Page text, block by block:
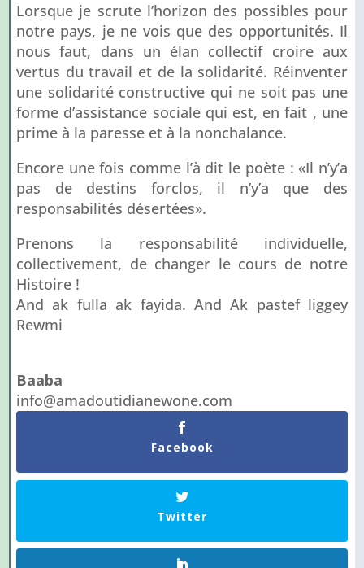
Lorsque je scrute l’horizon des possibles pour
notre pays, je ne vois que des opportunités. Il
nous faut, dans un élan collectif croire aux
vertus du travail et de la solidarité. Réinventer
une solidarité constructive qui ne soit pas une
forme d’assistance sociale qui est, en fait , une
prime à la paresse et à la nonchalance.
Encore une fois comme l’à dit le poète : «Il n’y’a
pas de destins forclos, il n’y’a que des
responsabilités désertées».
Prenons la responsabilité individuelle,
collectivement, de changer le cours de notre
Histoire !
And ak fulla ak fayida. And Ak pastef liggey
Rewmi
Baaba
info@amadoutidianewone.com
Facebook
Twitter